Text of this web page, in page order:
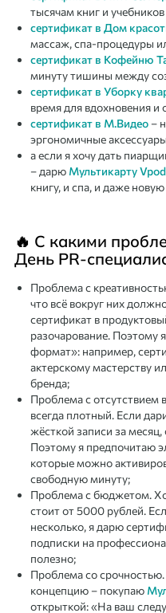
тысячам книг и
сертификат в Дом
массаж, спа-процедуры
сертификат в Кофейню
минуту тишины между
сертификат в Уборку
время для вдохновения и
сертификат в М.Видео –
эргономичные
а если я хочу дать
– дарю Мультикарту
книгу, и спа, и даже
🔥 С какими
День PR-
Проблема с
что всё вокруг них
сертификат в
разочарование. Поэтому
формат»: например,
актерскому мастерству
бренда;
Проблема с отсутствием
всегда плотный. Если
жёсткой записи за
Поэтому я предпочитаю
которые можно
свободную минуту;
Проблема с бюджетом.
стоит от 5000 рублей.
несколько, я дарю
подписки на
полезно;
Проблема со
концепцию – покупаю
открыткой: «На ваш